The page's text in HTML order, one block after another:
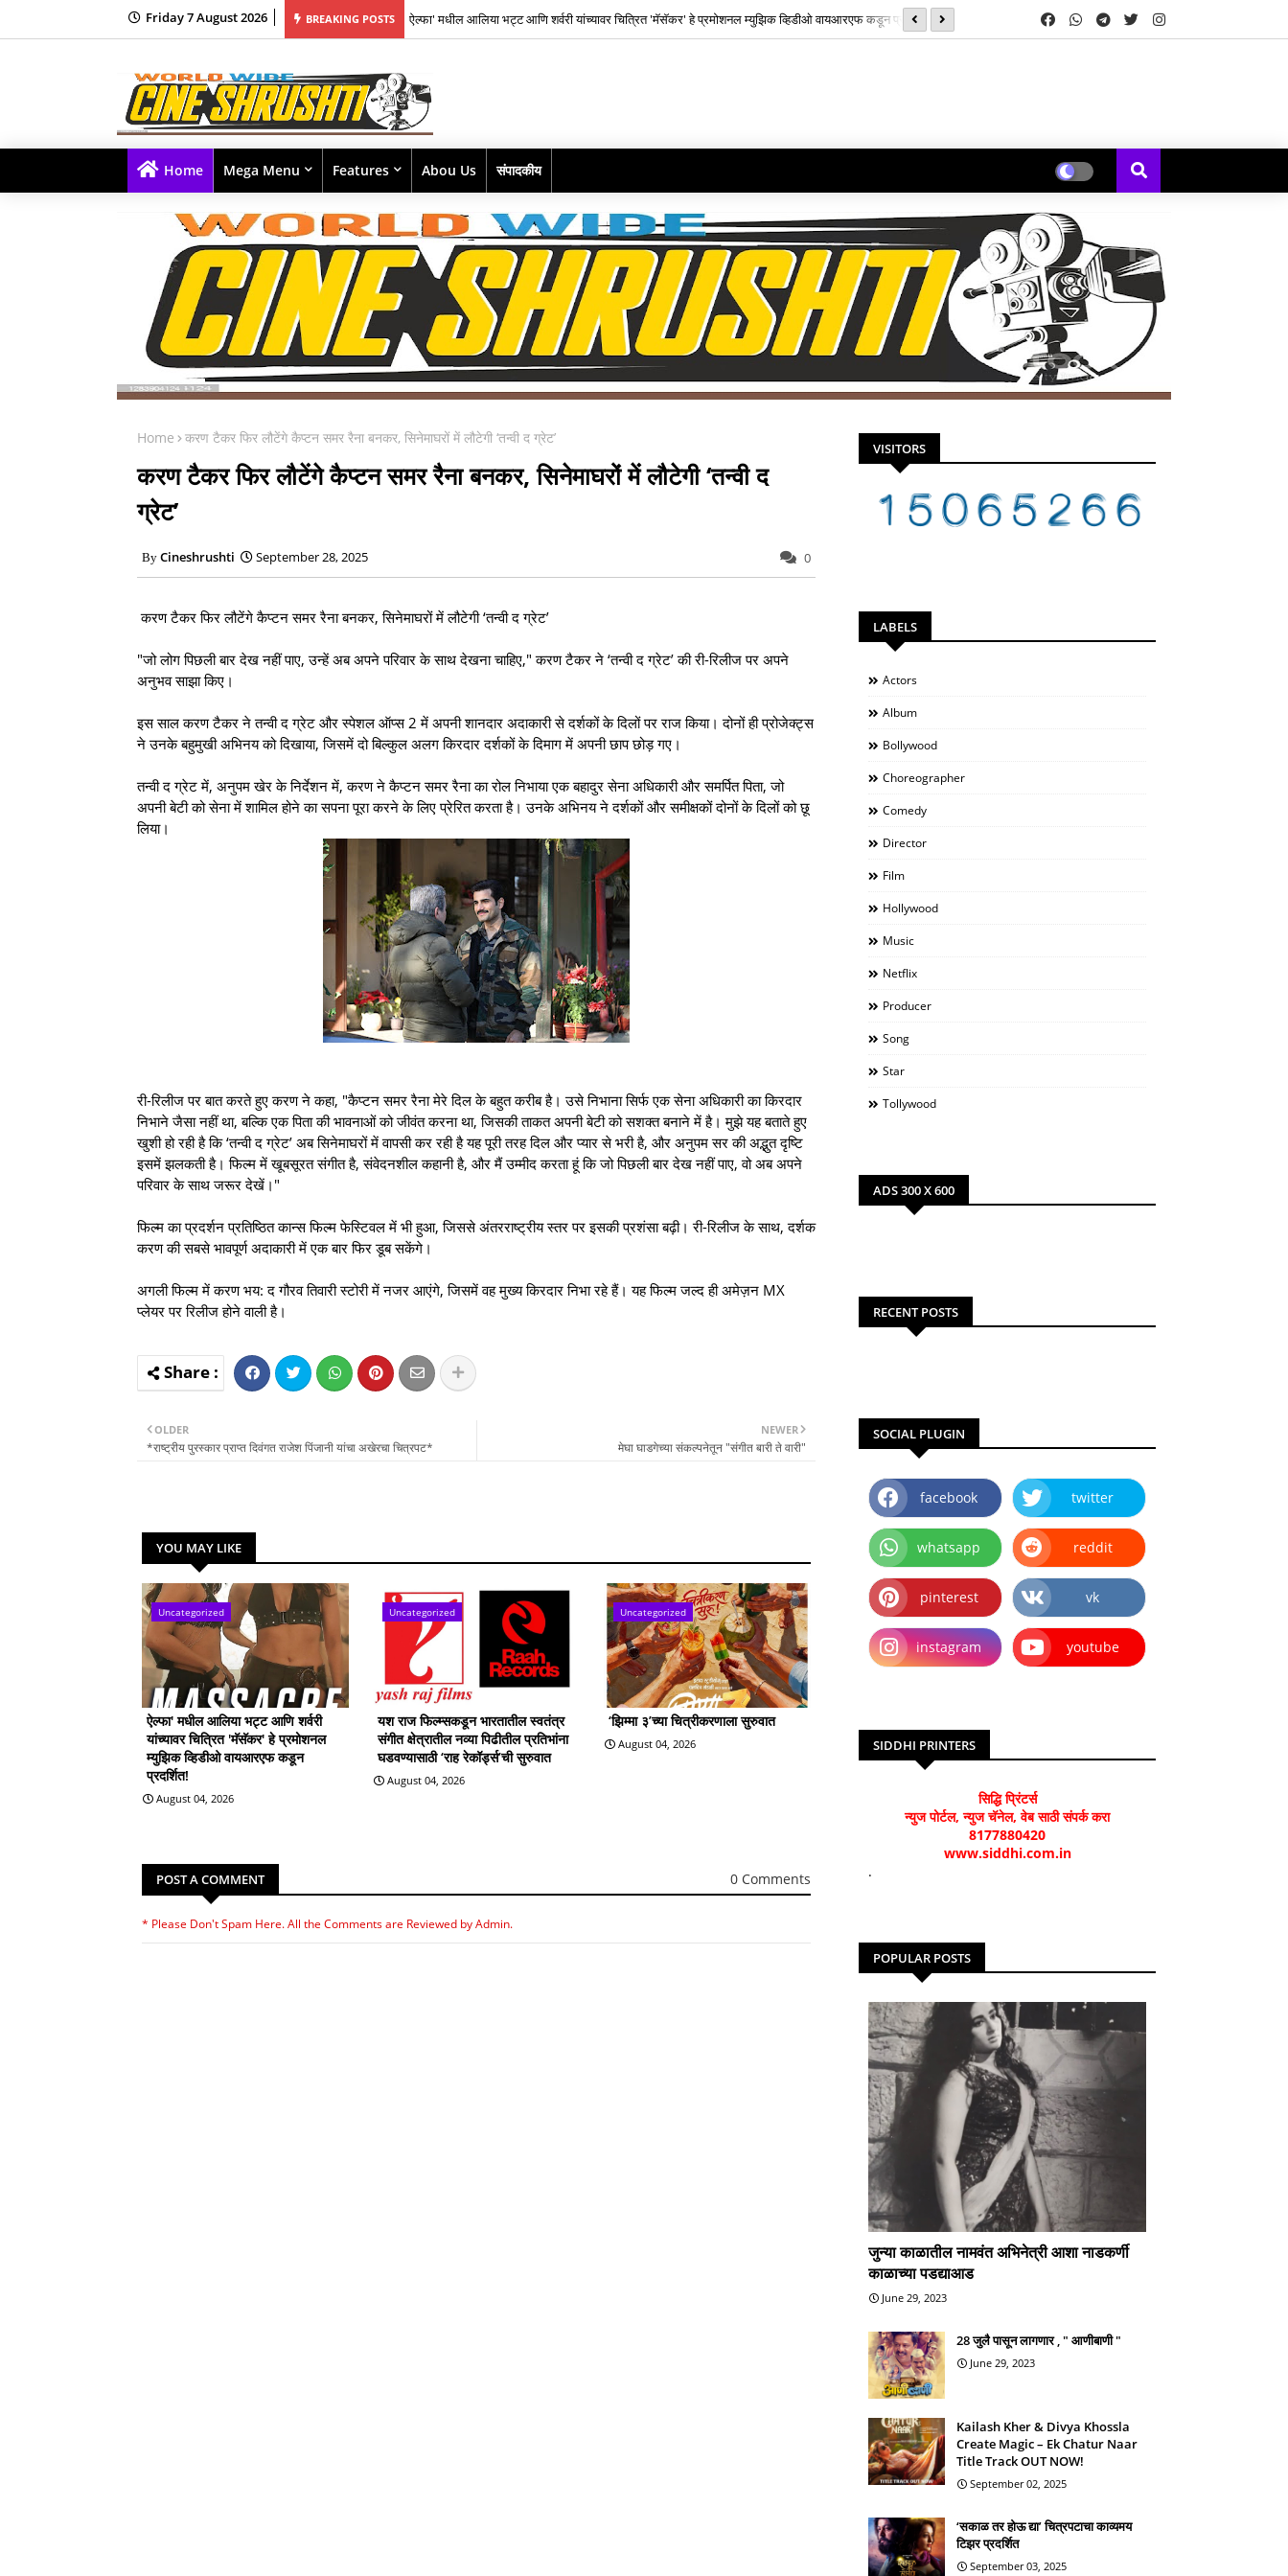
Friday 7 August 2026 BREAKING POSTS यश राज फिल्म्सकडून भारतातील स्वतंत्र संगीत क्षेत्रातील नव्या पिढीतील प्रतिभांना घडवण्यासाठी ‘राह रेकॉर्ड्स’ची सुरुवात ‘झिम्मा ३’च्या चित्रीकरणाला सुरुवात
Home Mega Menu Features Abou Us संपादकीय
Home करण टैकर फिर लौटेंगे कैप्टन समर रैना बनकर, सिनेमाघरों में लौटेगी ‘तन्वी द ग्रेट’
करण टैकर फिर लौटेंगे कैप्टन समर रैना बनकर, सिनेमाघरों में लौटेगी ‘तन्वी द
ग्रेट’
Cineshrushti September 28, 2025 0
करण टैकर फिर लौटेंगे कैप्टन समर रैना बनकर, सिनेमाघरों में लौटेगी ‘तन्वी द ग्रेट’
"जो लोग पिछली बार देख नहीं पाए, उन्हें अब अपने परिवार के साथ देखना चाहिए," करण टैकर ने ‘तन्वी द ग्रेट’ की री-रिलीज पर अपने
अनुभव साझा किए।
इस साल करण टैकर ने तन्वी द ग्रेट और स्पेशल ऑप्स 2 में अपनी शानदार अदाकारी से दर्शकों के दिलों पर राज किया। दोनों ही प्रोजेक्ट्स
ने उनके बहुमुखी अभिनय को दिखाया, जिसमें दो बिल्कुल अलग किरदार दर्शकों के दिमाग में अपनी छाप छोड़ गए।
तन्वी द ग्रेट में, अनुपम खेर के निर्देशन में, करण ने कैप्टन समर रैना का रोल निभाया एक बहादुर सेना अधिकारी और समर्पित पिता, जो
अपनी बेटी को सेना में शामिल होने का सपना पूरा करने के लिए प्रेरित करता है। उनके अभिनय ने दर्शकों और समीक्षकों दोनों के दिलों को छू
लिया।
री-रिलीज पर बात करते हुए करण ने कहा, "कैप्टन समर रैना मेरे दिल के बहुत करीब है। उसे निभाना सिर्फ एक सेना अधिकारी का किरदार
निभाने जैसा नहीं था, बल्कि एक पिता की भावनाओं को जीवंत करना था, जिसकी ताकत अपनी बेटी को सशक्त बनाने में है। मुझे यह बताते हुए
खुशी हो रही है कि ‘तन्वी द ग्रेट’ अब सिनेमाघरों में वापसी कर रही है यह पूरी तरह दिल और प्यार से भरी है, और अनुपम सर की अद्भुत दृष्टि
इसमें झलकती है। फिल्म में खूबसूरत संगीत है, संवेदनशील कहानी है, और मैं उम्मीद करता हूं कि जो पिछली बार देख नहीं पाए, वो अब अपने
परिवार के साथ जरूर देखें।"
फिल्म का प्रदर्शन प्रतिष्ठित कान्स फिल्म फेस्टिवल में भी हुआ, जिससे अंतरराष्ट्रीय स्तर पर इसकी प्रशंसा बढ़ी। री-रिलीज के साथ, दर्शक
करण की सबसे भावपूर्ण अदाकारी में एक बार फिर डूब सकेंगे।
अगली फिल्म में करण भय: द गौरव तिवारी स्टोरी में नजर आएंगे, जिसमें वह मुख्य किरदार निभा रहे हैं। यह फिल्म जल्द ही अमेज़न MX
प्लेयर पर रिलीज होने वाली है।
NEWER
मेघा घाडगेच्या संकल्पनेतून "संगीत बारी ते वारी"
OLDER
*राष्ट्रीय पुरस्कार प्राप्त दिवंगत राजेश पिंजानी यांचा अखेरचा चित्रपट*
YOU MAY LIKE
Uncategorized
ऐल्फा' मधील आलिया भट्ट आणि शर्वरी
यांच्यावर चित्रित 'मॅसॅकर' हे प्रमोशनल
म्युझिक व्हिडीओ वायआरएफ कडून
प्रदर्शित!
August 04, 2026
Uncategorized
यश राज फिल्म्सकडून भारतातील स्वतंत्र
संगीत क्षेत्रातील नव्या पिढीतील प्रतिभांना
घडवण्यासाठी ‘राह रेकॉर्ड्स’ची सुरुवात
August 04, 2026
Uncategorized
‘झिम्मा ३’च्या चित्रीकरणाला सुरुवात
August 04, 2026
POST A COMMENT 0 Comments
* Please Don't Spam Here. All the Comments are Reviewed by Admin.
VISITORS
LABELS
Actors
Album
Bollywood
Choreographer
Comedy
Director
Film
Hollywood
Music
Netflix
Producer
Song
Star
Tollywood
ADS 300 X 600
RECENT POSTS
SOCIAL PLUGIN
facebook twitter
whatsapp reddit
pinterest vk
instagram youtube
SIDDHI PRINTERS
सिद्धि प्रिंटर्स
न्युज पोर्टल, न्युज चॅनेल, वेब साठी संपर्क करा
8177880420
www.siddhi.com.in
.
POPULAR POSTS
जुन्या काळातील नामवंत अभिनेत्री आशा नाडकर्णी
काळाच्या पडद्याआड
June 29, 2023
28 जुलै पासून लागणार , " आणीबाणी "
June 29, 2023
Kailash Kher & Divya Khossla
Create Magic – Ek Chatur Naar
Title Track OUT NOW!
September 02, 2025
‘सकाळ तर होऊ द्या’ चित्रपटाचा काव्यमय
टिझर प्रदर्शित
September 03, 2025